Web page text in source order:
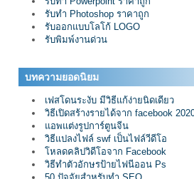
รับทำ Photoshop ราคาถูก
รับออกแบบโลโก้ LOGO
รับพิมพ์งานด่วน
บทความยอดนิยม
เฟสโดนระงับ มีวิธีแก้ง่ายนิดเดียว
วิธีเปิดสร้างรายได้จาก facebook
แอพแต่งรูปการ์ตูนจีน
วิธีแปลงไฟล์ swf เป็นไฟล์วีดีโอ
โหลดคลิปวิดีโอจาก Facebook
วิธีทำตัวอักษรป้ายไฟนีออน Ps